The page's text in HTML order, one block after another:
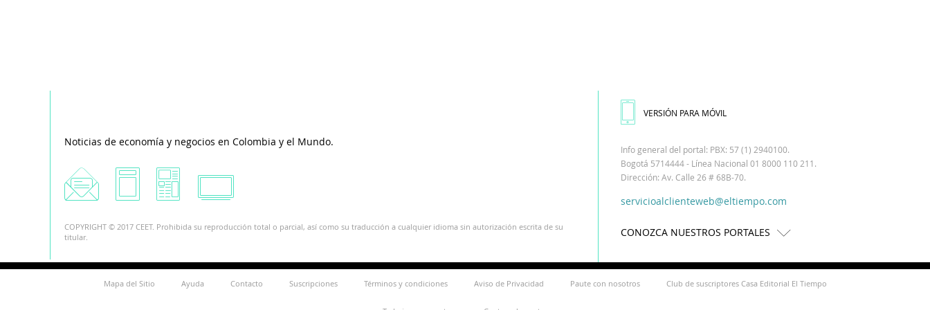
Noticias de economía y negocios en Colombia y el Mundo.
COPYRIGHT © 2017 CEET. Prohibida su reproducción total o parcial, así como su traducción a cualquier idioma sin autorización escrita de su
titular.
VERSIÓN PARA MÓVIL
Info general del portal: PBX: 57 (1) 2940100.
Bogotá 5714444 - Línea Nacional 01 8000 110 211.
Dirección: Av. Calle 26 # 68B-70.
servicioalclienteweb@eltiempo.com
CONOZCA NUESTROS PORTALES
Mapa del Sitio Ayuda Contacto Suscripciones Términos y condiciones Aviso de Privacidad Paute con nosotros Club de suscriptores Casa Editorial El Tiempo